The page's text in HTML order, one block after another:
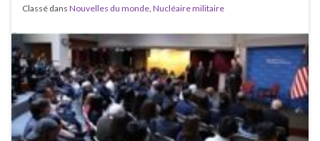
Classé dans Nouvelles du monde, Nucléaire militaire